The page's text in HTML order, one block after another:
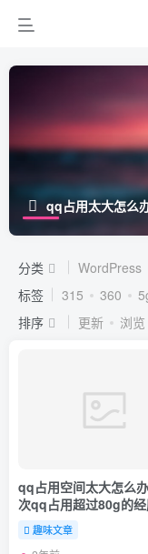
qq占用太大怎么
分类 WordPress
标签
315 360
排序
更新 浏览
qq占用空间太大怎么
次qq占用超过80g的
趣味文章